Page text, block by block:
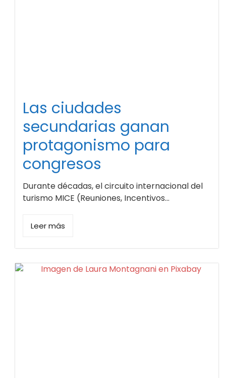
Las ciudades
secundarias ganan
protagonismo para
congresos
Durante décadas, el circuito internacional del
turismo MICE (Reuniones, Incentivos...
Leer más